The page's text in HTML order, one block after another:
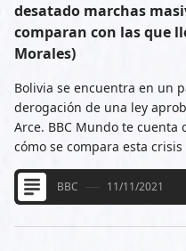
desatado marchas
comparan con las que
Morales)
Bolivia se encuentra en un
derogación de una ley
Arce. BBC Mundo te
cómo se compara esta
BBC 11/11/2021